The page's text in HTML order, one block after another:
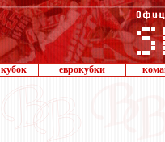
кубок еврокубки